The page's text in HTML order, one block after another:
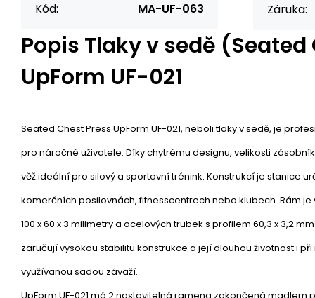
Kód: MA-UF-063 Záruka:
Popis Tlaky v sedě (Seated
UpForm UF-021
Seated Chest Press UpForm UF-021, neboli tlaky v sedě, je
pro náročné uživatele. Díky chytrému designu, velikosti
věž ideální pro silový a sportovní trénink. Konstrukcí je stanice
komerčních posilovnách, fitnesscentrech nebo klubech. Rám
100 x 60 x 3 milimetry a ocelových trubek s profilem 60,3 x 3,2
zaručují vysokou stabilitu konstrukce a její dlouhou životnost i
využívanou sadou závaží.